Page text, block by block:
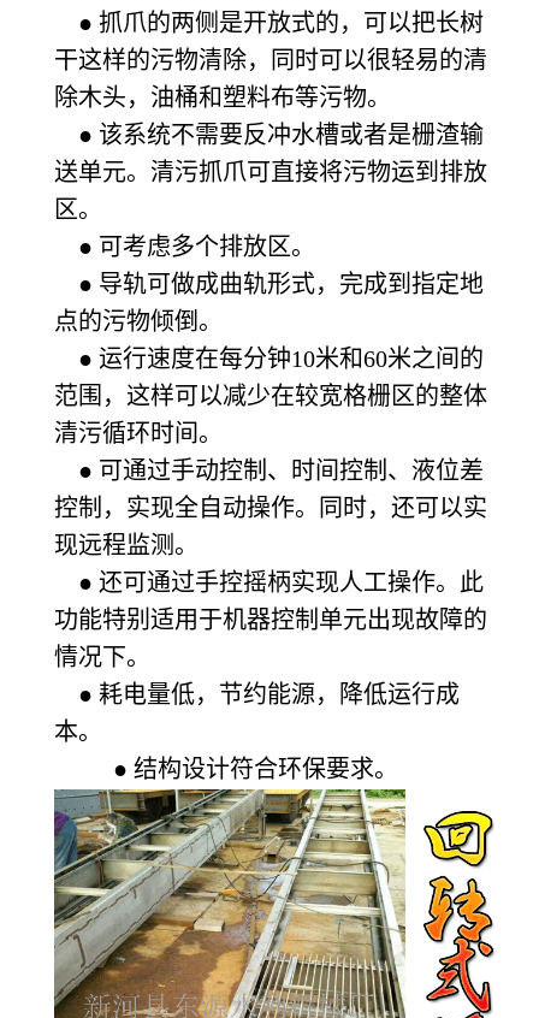
● 抓爪的两侧是开放式的，可以把长树
干这样的污物清除，同时可以很轻易的清
除木头，油桶和塑料布等污物。
● 该系统不需要反冲水槽或者是栅渣输
送单元。清污抓爪可直接将污物运到排放
区。
● 可考虑多个排放区。
● 导轨可做成曲轨形式，完成到指定地
点的污物倾倒。
● 运行速度在每分钟10米和60米之间的
范围，这样可以减少在较宽格栅区的整体
清污循环时间。
● 可通过手动控制、时间控制、液位差
控制，实现全自动操作。同时，还可以实
现远程监测。
● 还可通过手控摇柄实现人工操作。此
功能特别适用于机器控制单元出现故障的
情况下。
● 耗电量低，节约能源，降低运行成
本。
● 结构设计符合环保要求。